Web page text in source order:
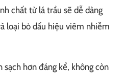
chất từ lá trầu sẽ dễ dàng
loại bỏ dấu hiệu viêm nhiễm
sạch hơn đáng kể, không còn